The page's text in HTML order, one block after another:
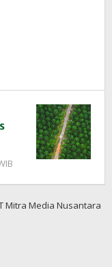
oleh
InfoSAWIT
Mitra Media Nusantara